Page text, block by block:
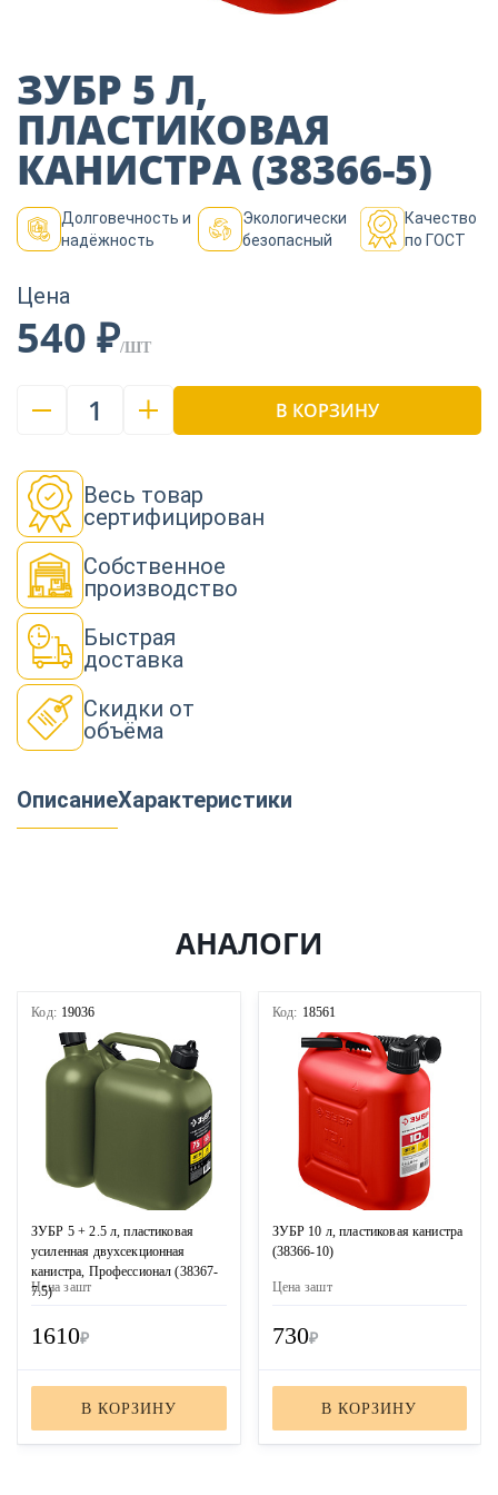
Пиломатериалы
Декор
Изоляция
Продукция из
ЗУБР 5 Л,
ПЛАСТИКОВАЯ
КАНИСТРА (38366-5)
Долговечность и
надёжность
Экологически
безопасный
Качество
по ГОСТ
Цена
540 ₽/ШТ
1 В КОРЗИНУ
Весь товар
сертифицирован
Собственное
производство
Быстрая
доставка
Скидки от
объёма
ОписаниеХарактеристики
АНАЛОГИ
Код: 19036
ЗУБР 5 + 2.5 л, пластиковая
усиленная двухсекционная
канистра, Профессионал (38367-
7.5)
Цена зашт
1610₽
В КОРЗИНУ
Код: 18561
ЗУБР 10 л, пластиковая канистра
(38366-10)
Цена зашт
730₽
В КОРЗИНУ